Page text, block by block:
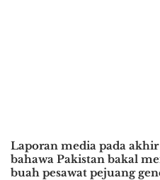
Laporan media pada
bahawa Pakistan bakal
buah pesawat pejuang